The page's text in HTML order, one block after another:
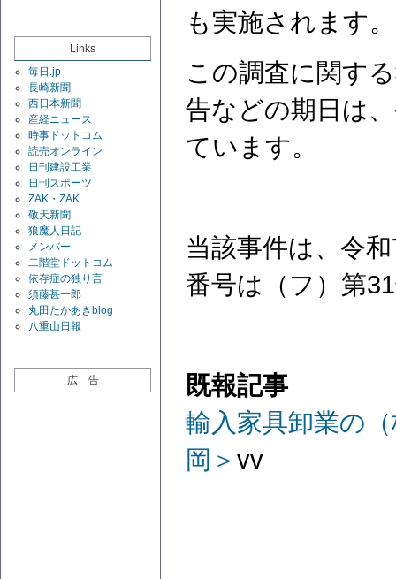
Links
毎日.jp
長崎新聞
西日本新聞
産経ニュース
時事ドットコム
読売オンライン
日刊建設工業
日刊スポーツ
ZAK・ZAK
敬天新聞
狼魔人日記
メンバー
二階堂ドットコム
依存症の独り言
須藤甚一郎
丸田たかあきblog
八重山日報
広 告
も実施されます
この調査に関す
告などの期日は
ています。
当該事件は、令
番号は（フ）第
既報記事
輸入家具卸業の
岡＞ vv